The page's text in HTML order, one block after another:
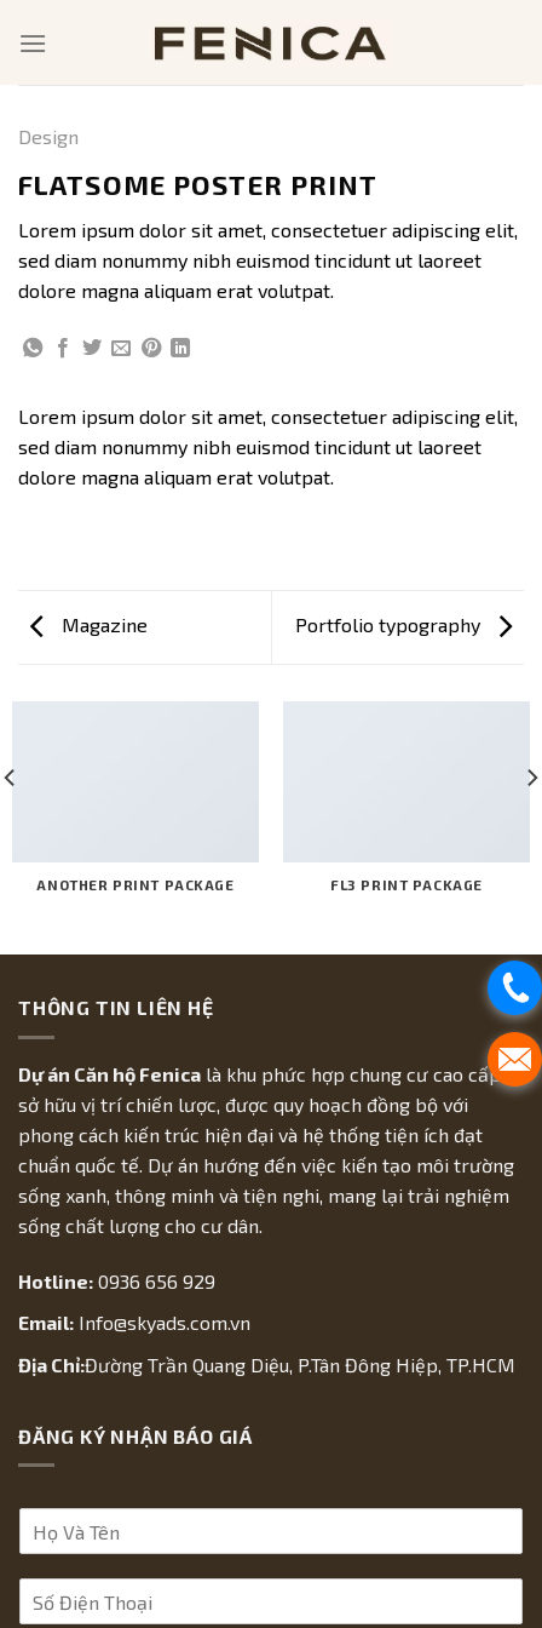
Design
FLATSOME POSTER PRINT
Lorem ipsum dolor sit amet, consectetuer adipiscing elit,
sed diam nonummy nibh euismod tincidunt ut laoreet
dolore magna aliquam erat volutpat.
Lorem ipsum dolor sit amet, consectetuer adipiscing elit,
sed diam nonummy nibh euismod tincidunt ut laoreet
dolore magna aliquam erat volutpat.
Magazine Portfolio typography
ANOTHER PRINT PACKAGE FL3 PRINT PACKAGE
THÔNG TIN LIÊN HỆ
Dự án Căn hộ Fenica là khu phức hợp chung cư cao cấp
sở hữu vị trí chiến lược, được quy hoạch đồng bộ với
phong cách kiến trúc hiện đại và hệ thống tiện ích đạt
chuẩn quốc tế. Dự án hướng đến việc kiến tạo môi trường
sống xanh, thông minh và tiện nghi, mang lại trải nghiệm
sống chất lượng cho cư dân.
Hotline: 0936 656 929
Email: Info@skyads.com.vn
Địa Chỉ:Đường Trần Quang Diệu, P.Tân Đông Hiệp, TP.HCM
ĐĂNG KÝ NHẬN BÁO GIÁ